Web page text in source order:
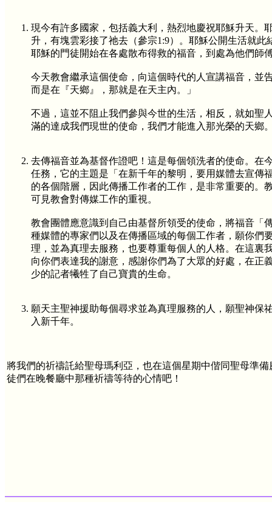
現今有許多國家，包括義大利，熱烈地慶祝耶穌升天。
升，有塊雲彩接了祂去（參宗1:9）。耶穌公開生活就
耶穌的門徒開始在各處散布得救的福音，到處為他們師
今天教會繼承這個使命，向這個時代的人宣講福音，並
而是在『天鄉』，那就是在天主內。」
不過，這並不阻止我們參與今世的生活，相反，就如聖
滿的達成我們現世的使命，我們才能進入那光榮的天鄉
去傳福音並為基督作證吧！這是每個領洗者的使命。在
任務，它的主題是「在新千年的黎明，要用媒體去宣傳
的各個階層，因此傳播工作者的工作，是非常重要的。
可見教會對傳媒工作的重視。
教會團體應意識到自己由基督所領受的使命，將福音「
種媒體的專家們以及在傳播區域的每個工作者，願你們
理，並為真理去服務，也要尊重每個人的人格。在這裏
向你們表達我的謝意，感謝你們為了大眾的好處，在正
少的記者犧牲了自己寶貴的生命。
願天主聖神援助每個尋求並為真理服務的人，願聖神保
入新千年。
將我們的祈禱託給聖母瑪利亞，也在這個星期中偕同聖母準
徒們在晚餐廳中那種祈禱等待的心情吧！